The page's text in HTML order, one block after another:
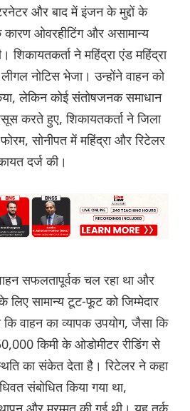
और बाद में इंजन के मुद्दों के
ओवरहीटिंग और असामान्य
ने महिंद्रा एंड महिंद्रा
नोटिस भेजा। उन्होंने वाहन को
लेकिन कोई संतोषजनक समाधान
करते हुए, शिकायतकर्ता ने जिला
फोरम, सोनीपत में महिंद्रा और रिटेलर
दर्ज की।
सफलतापूर्वक चल रहा था और
लिए सामान्य टूट-फूट को जिम्मेदार
कि वाहन का व्यापक उपयोग, जैसा कि
किमी के ओडोमीटर रीडिंग से
का संकेत देता है। रिटेलर ने कहा
संबोधित किया गया था,